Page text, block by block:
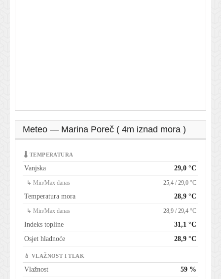
Meteo — Marina Poreč ( 4m iznad mora )
🌡 TEMPERATURA
Vanjska 29,0 °C
↳ Min/Max danas 25,4 / 29,0 °C
Temperatura mora 28,9 °C
↳ Min/Max danas 28,9 / 29,4 °C
Indeks topline
31,1 °C
Osjet hladnoće
28,9 °C
💧 VLAŽNOST I TLAK
Vlažnost
59 %